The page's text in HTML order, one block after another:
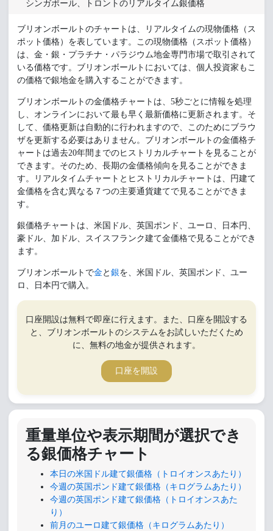
シンガポール、トロントのリアルタイム銀価格
ブリオンボールトのチャートは、リアルタイムの現物価格（ス
ポット価格）を表しています。この現物価格（スポット価格）
は、金・銀・プラチナ・パラジウム地金専門市場で取引されて
いる価格です。ブリオンボールトにおいては、個人投資家もこ
の価格で銀地金を購入することができます。
ブリオンボールトの金価格チャートは、5秒ごとに情報を処理
し、オンラインにおいて最も早く最新価格に更新されます。そ
して、価格更新は自動的に行われますので、このためにブラウ
ザを更新する必要はありません。ブリオンボールトの金価格チ
ャートは過去20年間までのヒストリカルチャートを見ることが
できます。そのため、長期の金価格傾向を見ることができま
す。リアルタイムチャートとヒストリカルチャートは、円建て
金価格を含む異なる７つの主要通貨建てで見ることができま
す。
銀価格チャートは、米国ドル、英国ポンド、ユーロ、日本円、
豪ドル、加ドル、スイスフランク建て金価格で見ることができ
ます。
ブリオンボールトで金 と 銀を、米国ドル、英国ポンド、ユー
ロ、日本円で購入。
口座開設は無料で即座に行えます。また、口座を開設する
と、ブリオンボールトのシステムをお試しいただくため
に、無料の地金が提供されます。
口座を開設
重量単位や表示期間が選択でき
る銀価格チャート
本日の米国ドル建て銀価格（トロイオンスあたり）
今週の英国ポンド建て銀価格（キログラムあたり）
今週の英国ポンド建て銀価格（トロイオンスあた
り）
前月のユーロ建て銀価格（キログラムあたり）